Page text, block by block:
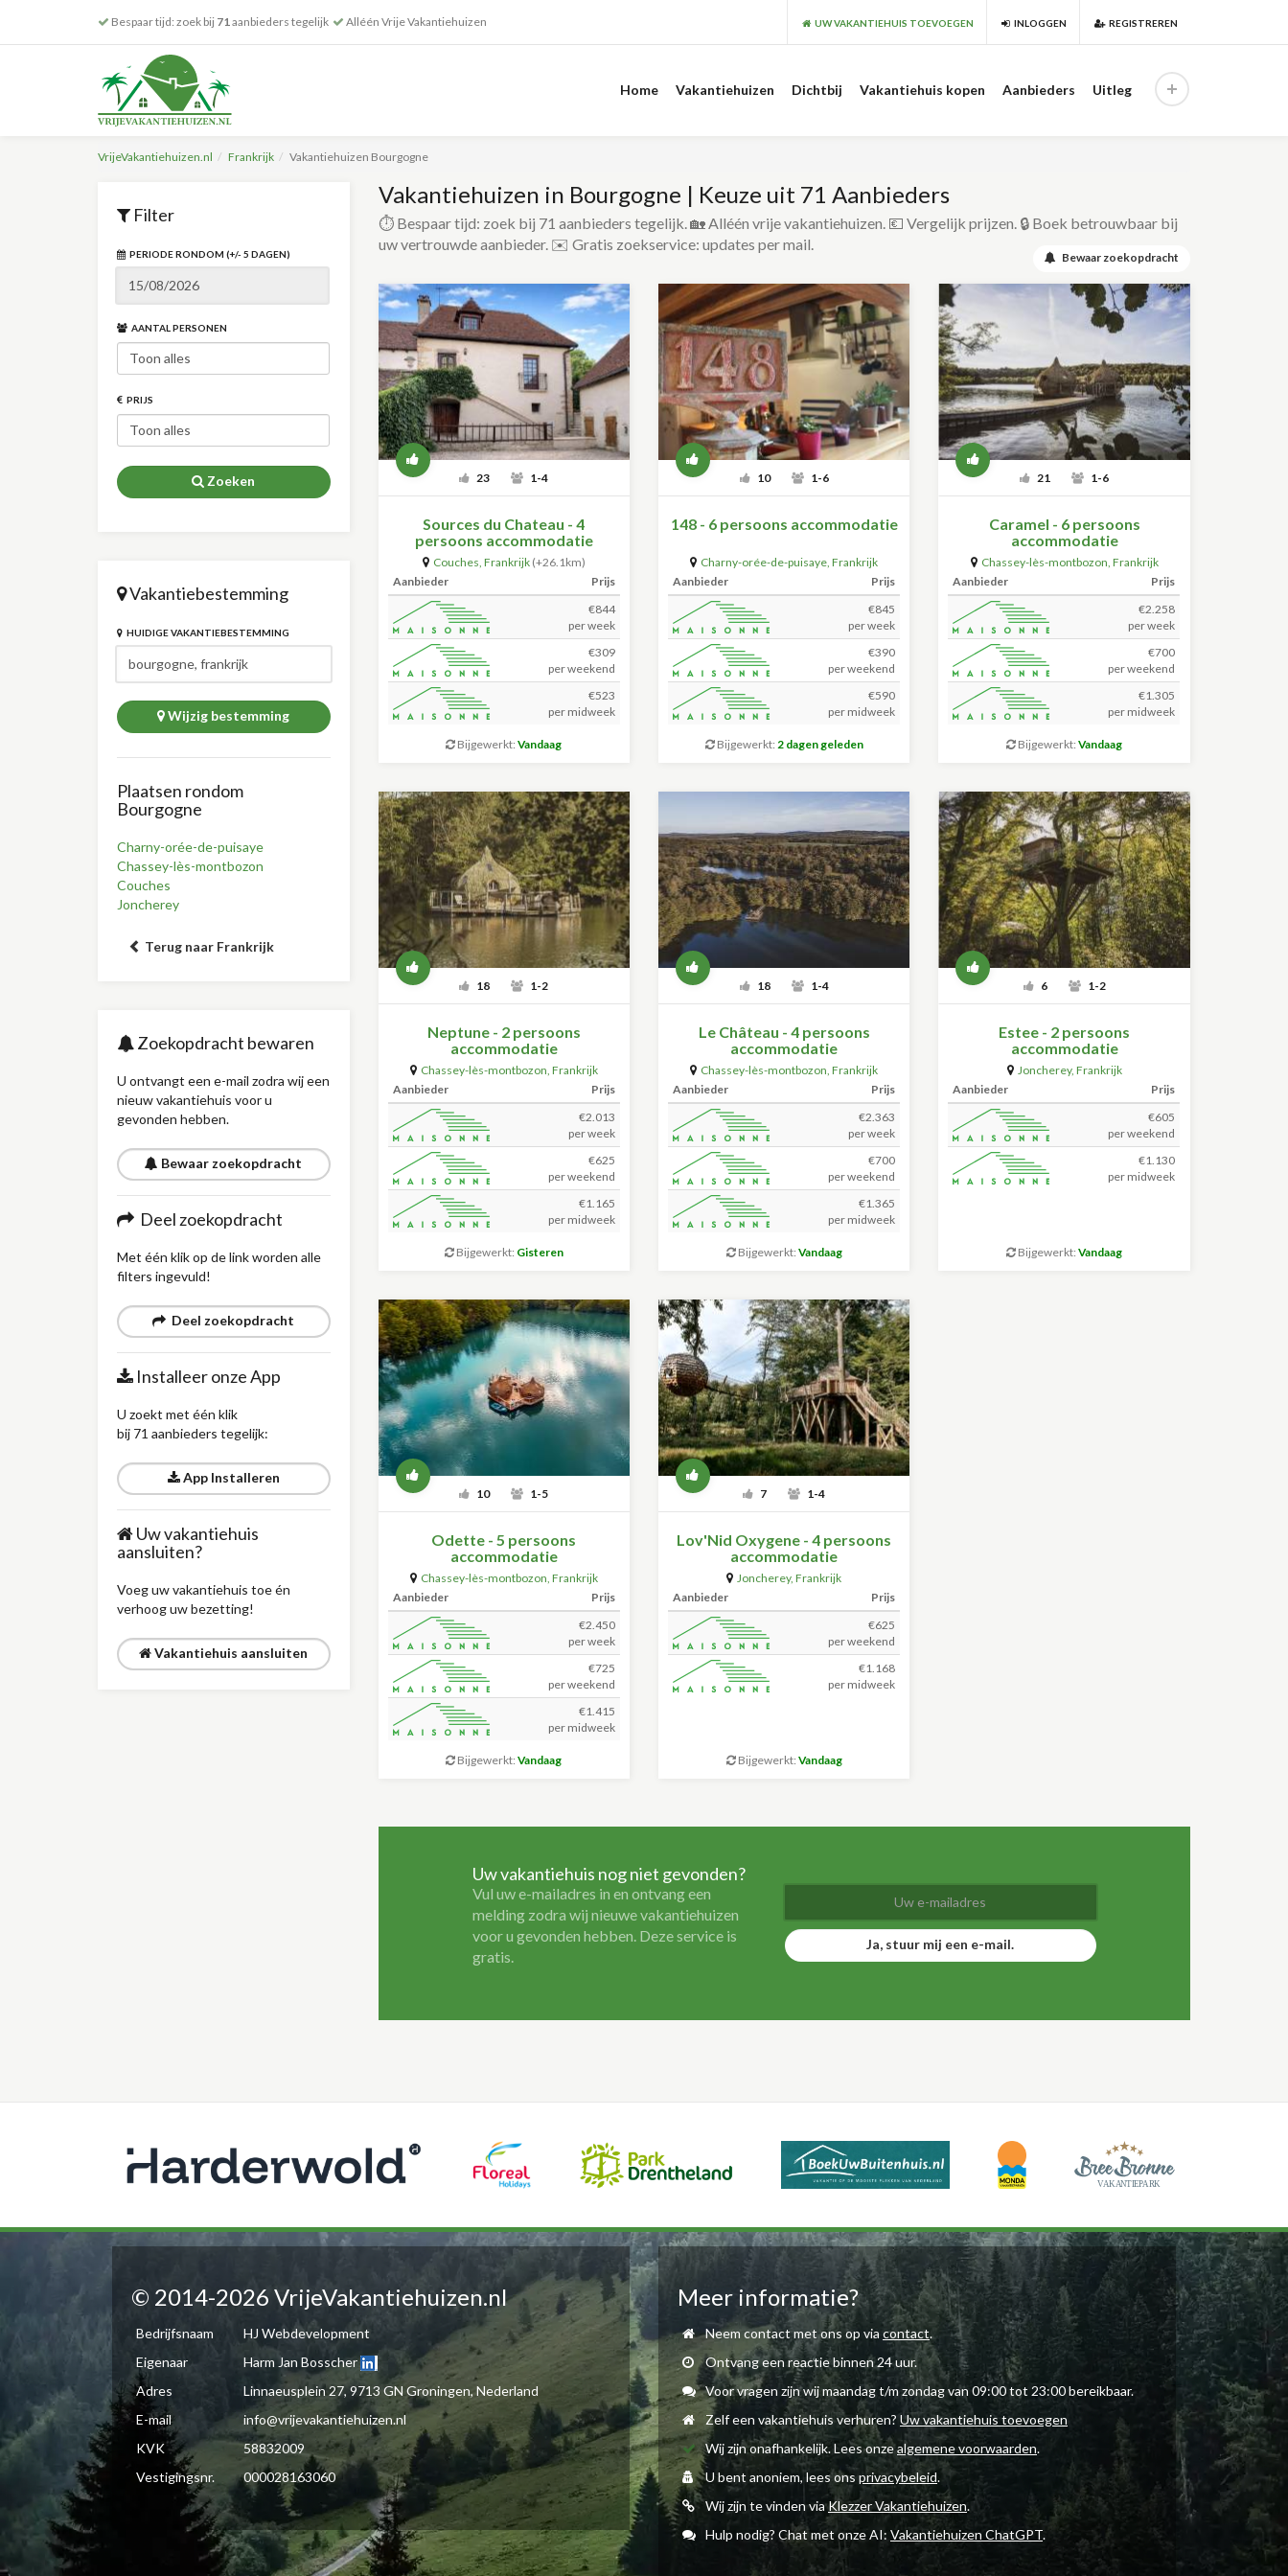
Bespaar tijd: zoek bij 71aanbieders tegelijk Alléén Vrije Vakantiehuizen UW VAKANTIEHUIS TOEVOEGEN INLOGGEN REGISTREREN
Home Vakantiehuizen Dichtbij Vakantiehuis kopen Aanbieders Uitleg
VrijeVakantiehuizen.nl Frankrijk Vakantiehuizen Bourgogne
Filter
PERIODE RONDOM (+/- 5 DAGEN)
AANTAL PERSONEN
PRIJS
Zoeken
Vakantiebestemming
HUIDIGE VAKANTIEBESTEMMING
Wijzig bestemming
Plaatsen rondom
Bourgogne
Charny-orée-de-puisaye
Chassey-lès-montbozon
Couches
Joncherey
Terug naar Frankrijk
Zoekopdracht bewaren
U ontvangt een e-mail zodra wij een
nieuw vakantiehuis voor u
gevonden hebben.
Bewaar zoekopdracht
Deel zoekopdracht
Met één klik op de link worden alle
filters ingevuld!
Deel zoekopdracht
Installeer onze App
U zoekt met één klik
bij 71 aanbieders tegelijk:
App Installeren
Uw vakantiehuis
aansluiten?
Voeg uw vakantiehuis toe én
verhoog uw bezetting!
Vakantiehuis aansluiten
Bewaar zoekopdracht
Vakantiehuizen in Bourgogne | Keuze uit 71 Aanbieders
⏱️ Bespaar tijd: zoek bij 71 aanbieders tegelijk. 🏡 Alléén vrije vakantiehuizen. 💶 Vergelijk prijzen. 🔒 Boek betrouwbaar bij
uw vertrouwde aanbieder. ✉️ Gratis zoekservice: updates per mail.
23 1-4
Sources du Chateau - 4
persoons accommodatie
Couches, Frankrijk (+26.1km)
Aanbieder
Prijs
€844
per week
€309
per weekend
€523
per midweek
Bijgewerkt:Vandaag
10 1-6
148 - 6 persoons accommodatie
Charny-orée-de-puisaye,Frankrijk
Aanbieder
Prijs
€845
per week
€390
per weekend
€590
per midweek
Bijgewerkt: 2 dagen geleden
21 1-6
Caramel - 6 persoons
accommodatie
Chassey-lès-montbozon, Frankrijk
Aanbieder
Prijs
€2.258
per week
€700
per weekend
€1.305
per midweek
Bijgewerkt:Vandaag
18 1-2
Neptune - 2 persoons
accommodatie
Chassey-lès-montbozon, Frankrijk
Aanbieder
Prijs
€2.013
per week
€625
per weekend
€1.165
per midweek
Bijgewerkt: Gisteren
18 1-4
Le Château - 4 persoons
accommodatie
Chassey-lès-montbozon,Frankrijk
Aanbieder
Prijs
€2.363
per week
€700
per weekend
€1.365
per midweek
Bijgewerkt: Vandaag
6 1-2
Estee - 2 persoons
accommodatie
Joncherey, Frankrijk
Aanbieder
Prijs
€605
per weekend
€1.130
per midweek
Bijgewerkt:Vandaag
10 1-5
Odette - 5 persoons
accommodatie
Chassey-lès-montbozon, Frankrijk
Aanbieder
Prijs
€2.450
per week
€725
per weekend
€1.415
per midweek
Bijgewerkt:Vandaag
7 1-4
Lov'Nid Oxygene - 4 persoons
accommodatie
Joncherey,Frankrijk
Aanbieder
Prijs
€625
per weekend
€1.168
per midweek
Bijgewerkt: Vandaag
Uw vakantiehuis nog niet gevonden?
Vul uw e-mailadres in en ontvang een
melding zodra wij nieuwe vakantiehuizen
voor u gevonden hebben. Deze service is
gratis.
Ja, stuur mij een e-mail.
© 2014-2026 VrijeVakantiehuizen.nl
Bedrijfsnaam
HJ Webdevelopment
Eigenaar
Harm Jan Bosscher
Adres
Linnaeusplein 27, 9713 GN Groningen, Nederland
E-mail
info@vrijevakantiehuizen.nl
KVK
58832009
Vestigingsnr.
000028163060
Meer informatie?
Neem contact met ons op via contact.
Ontvang een reactie binnen 24 uur.
Voor vragen zijn wij maandag t/m zondag van 09:00 tot 23:00 bereikbaar.
Zelf een vakantiehuis verhuren? Uw vakantiehuis toevoegen
Wij zijn onafhankelijk. Lees onzealgemene voorwaarden.
U bent anoniem, lees onsprivacybeleid.
Wij zijn te vinden viaKlezzer Vakantiehuizen.
Hulp nodig? Chat met onze AI: Vakantiehuizen ChatGPT.